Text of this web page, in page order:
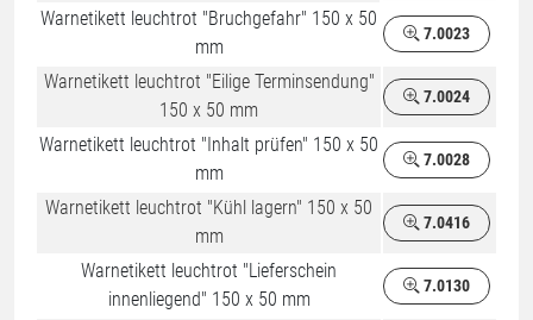
Warnetikett leuchtrot "Bruchgefahr" 150 x 50
mm
7.0023
Warnetikett leuchtrot "Eilige Terminsendung"
150 x 50 mm
7.0024
Warnetikett leuchtrot "Inhalt prüfen" 150 x 50
mm
7.0028
Warnetikett leuchtrot "Kühl lagern" 150 x 50
mm
7.0416
Warnetikett leuchtrot "Lieferschein
innenliegend" 150 x 50 mm
7.0130